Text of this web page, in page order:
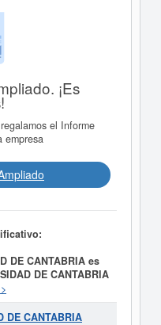
¡Es
el Informe
empresa
DE CANTABRIA es
DE CANTABRIA
CNAE es 8541 -
de la clasificación
de empresas
DE CANTABRIA